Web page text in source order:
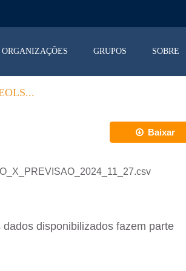
ORGANIZAÇÕES GRUPOS SOBRE
Baixar
disponibilizados fazem parte